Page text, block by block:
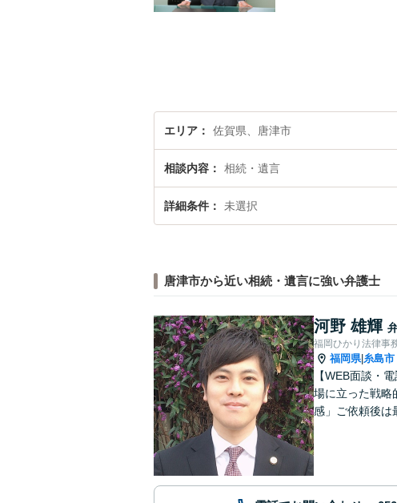
エリア 佐賀県、唐津市
相談内容 相続・遺言
詳細条件 未選択
唐津市から近い相続・遺言に強い弁護士
河野 雄輝
福岡ひかり法律事
福岡県| 糸島市
【WEB面談・
場に立った戦略
感」ご依頼後は